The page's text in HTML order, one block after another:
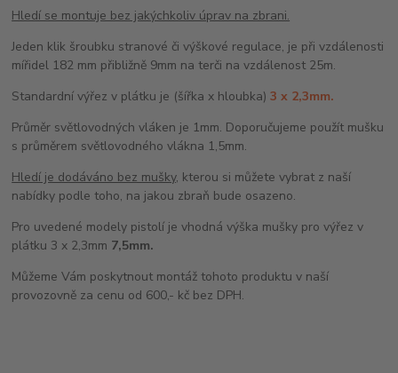
Hledí se montuje bez jakýchkoliv úprav na zbrani.
Jeden klik šroubku stranové či výškové regulace, je při vzdálenosti
mířidel 182 mm přibližně 9mm na terči na vzdálenost 25m.
Standardní výřez v plátku je (šířka x hloubka)3 x 2,3mm.
Průměr světlovodných vláken je 1mm. Doporučujeme použít mušku
s průměrem světlovodného vlákna 1,5mm.
Hledí je dodáváno bez mušky, kterou si můžete vybrat z naší
nabídky podle toho, na jakou zbraň bude osazeno.
Pro uvedené modely pistolí je vhodná výška mušky pro výřez v
plátku 3 x 2,3mm 7,5mm.
Můžeme Vám poskytnout montáž tohoto produktu v naší
provozovně za cenu od 600,- kč bez DPH.